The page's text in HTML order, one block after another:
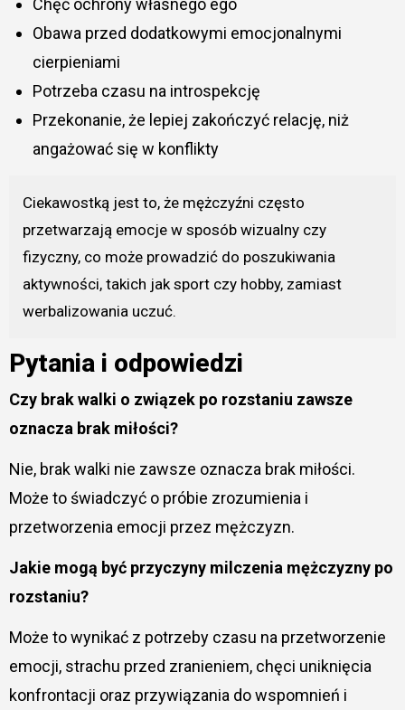
Chęć ochrony własnego ego
Obawa przed dodatkowymi emocjonalnymi
cierpieniami
Potrzeba czasu na introspekcję
Przekonanie, że lepiej zakończyć relację, niż
angażować się w konflikty
Ciekawostką jest to, że mężczyźni często
przetwarzają emocje w sposób wizualny czy
fizyczny, co może prowadzić do poszukiwania
aktywności, takich jak sport czy hobby, zamiast
werbalizowania uczuć.
Pytania i odpowiedzi
Czy brak walki o związek po rozstaniu zawsze
oznacza brak miłości?
Nie, brak walki nie zawsze oznacza brak miłości.
Może to świadczyć o próbie zrozumienia i
przetworzenia emocji przez mężczyzn.
Jakie mogą być przyczyny milczenia mężczyzny po
rozstaniu?
Może to wynikać z potrzeby czasu na przetworzenie
emocji, strachu przed zranieniem, chęci uniknięcia
konfrontacji oraz przywiązania do wspomnień i